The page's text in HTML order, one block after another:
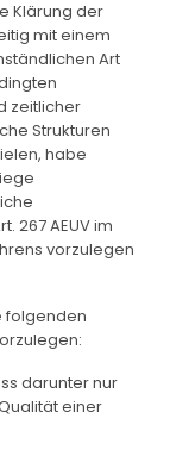
Klärung der
mit einem
Art
zeitlicher
Strukturen
habe
267 AEUV im
vorzulegen
folgenden
darunter nur
einer